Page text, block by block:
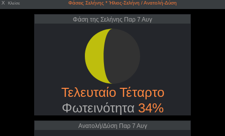
X Κλείσε Φάσεις Σελήνης * Ήλιος-Σελήνη / Ανατολή-Δύση
Φάση της Σελήνης Παρ 7 Αυγ
Τελευταίο Τέταρτο
Φωτεινότητα 34%
Ανατολή/Δύση Παρ 7 Αυγ